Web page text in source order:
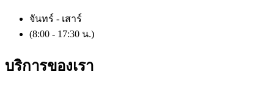
จันทร์ - เสาร์
(8:00 - 17:30 น.)
บริการของเรา